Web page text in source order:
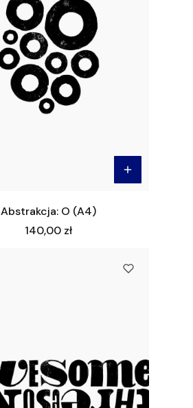
Abstrakcja: O (A4)
Cena
140,00 zł